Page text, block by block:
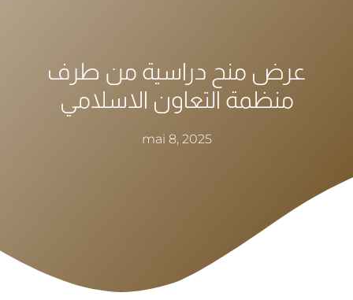
عرض منح دراسية من طرف
منظمة التعاون الاسلامي
mai 8, 2025